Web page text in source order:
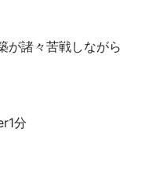
諸々苦戦しながら
分